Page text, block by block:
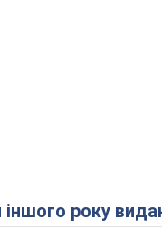
іншого року